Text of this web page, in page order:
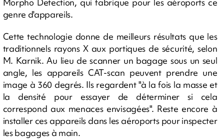
genre d'appareils.
Cette technologie donne de meilleurs résultats que les
traditionnels rayons X aux portiques de sécurité, selon
M. Karnik. Au lieu de scanner un bagage sous un seul
angle, les appareils CAT-scan peuvent prendre une
image à 360 degrés. Ils regardent "à la fois la masse et
la densité pour essayer de déterminer si cela
correspond aux menaces envisagées". Reste encore à
installer ces appareils dans les aéroports pour inspecter
les bagages à main.